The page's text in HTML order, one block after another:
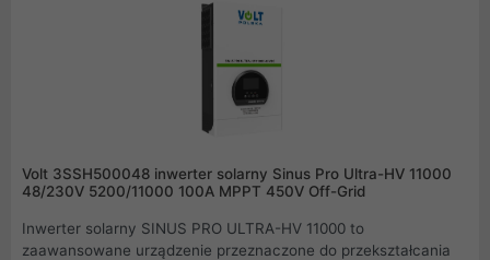
Volt 3SSH500048 inwerter solarny Sinus Pro Ultra-HV 11000
48/230V 5200/11000 100A MPPT 450V Off-Grid
Inwerter solarny SINUS PRO ULTRA-HV 11000 to
zaawansowane urządzenie przeznaczone do przekształcania